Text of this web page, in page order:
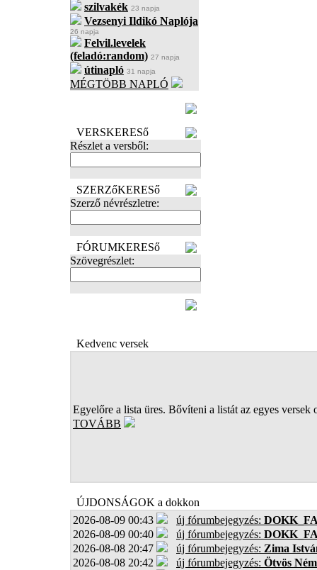
szilvakék 23 napja
Vezsenyi Ildikó Naplója
26 napja
Felvil.levelek
(feladó:random) 27 napja
útinapló 31 napja
MÉGTÖBB NAPLÓ
VERSKERESő
Részlet a versből:
SZERZőKERESő
Szerző névrészletre:
FÓRUMKERESő
Szövegrészlet:
Kedvenc versek
Egyelőre a lista üres. Bővíteni a listát az egyes versek
TOVÁBB
ÚJDONSÁGOK a dokkon
2026-08-09 00:43
új fórumbejegyzés:
2026-08-09 00:40
új fórumbejegyzés:
2026-08-08 20:47
új fórumbejegyzés: Zima
2026-08-08 20:42
új fórumbejegyzés: Ötvös